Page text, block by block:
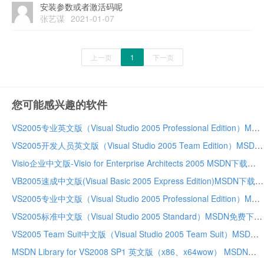
安装参数或者激活码呢
张艺谋 2021-01-07
上一页 1 下一页
您可能感兴趣的软件
VS2005专业英文版（Visual Studio 2005 Professional Edition）MSDN免费下载
VS2005开发人员英文版（Visual Studio 2005 Team Edition）MSDN免费下载
Visio企业中文版-Visio for Enterprise Architects 2005 MSDN下载
VB2005速成中文版(Visual Basic 2005 Express Edition)MSDN下载
VS2005专业中文版（Visual Studio 2005 Professional Edition）MSDN免费下载
VS2005标准中文版（Visual Studio 2005 Standard）MSDN免费下载
VS2005 Team Suit中文版（Visual Studio 2005 Team Suit）MSDN免费下载
MSDN Library for VS2008 SP1 英文版（x86、x64wow） MSDN免费下载